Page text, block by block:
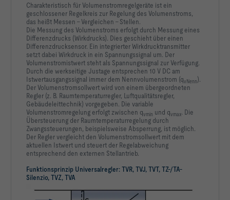
Funktionsprinzip Universalregler: TVR, TVJ, TVT, TZ-/TA-
Silenzio, TVZ, TVA
Charakteristisch für Volumenstromregelgeräte ist ein
geschlossener Regelkreis zur Regelung des Volumenstroms,
das heißt Messen – Vergleichen – Stellen.
Die Messung des Volumenstroms erfolgt durch Messung eines
Differenzdrucks (Wirkdrucks). Dies geschieht über einen
Differenzdrucksensor. Ein integrierter Wirkdrucktransmitter
setzt dabei Wirkdruck in ein Spannungssignal um. Der
Volumenstromistwert steht als Spannungssignal zur Verfügung.
Durch die werkseitige Justage entsprechen 10 V DC am
Istwertausgangssignal immer dem Nennvolumenstrom (qvNenn).
Der Volumenstromsollwert wird von einem übergeordneten
Regler (z. B. Raumtemperaturregler, Luftqualitätsregler,
Gebäudeleittechnik) vorgegeben. Die variable
Volumenstromregelung erfolgt zwischen qvmin und qvmax. Die
Übersteuerung der Raumtemperaturregelung durch
Zwangssteuerungen, beispielsweise Absperrung, ist möglich.
Der Regler vergleicht den Volumenstromsollwert mit dem
aktuellen Istwert und steuert der Regelabweichung
entsprechend den externen Stellantrieb.